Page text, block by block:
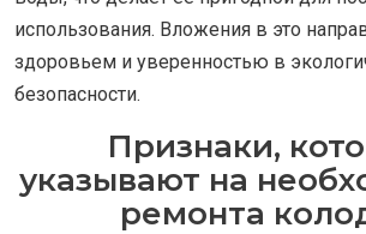
использования. Вложения в это
здоровьем и уверенностью в
безопасности.
Признаки,
указывают на
ремонта